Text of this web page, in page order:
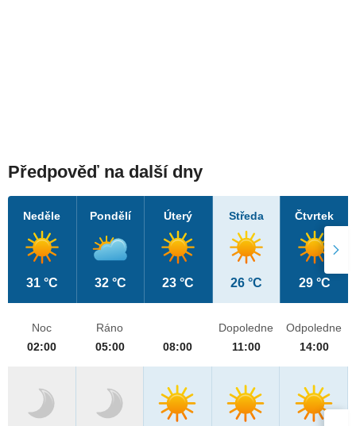
Předpověď na další dny
Neděle
31 °C
Pondělí
32 °C
Úterý
23 °C
Středa
26 °C
Čtvrtek
29 °C
Noc
02:00
Ráno
05:00
08:00
Dopoledne
11:00
Odpoledne
14:00